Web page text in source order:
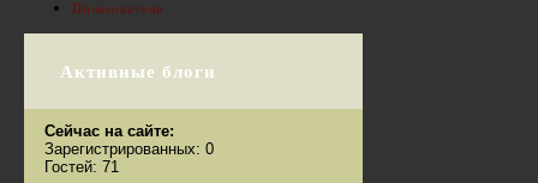
Пользователи
Активные блоги
Сейчас на сайте:
Зарегистрированных: 0
Гостей: 71